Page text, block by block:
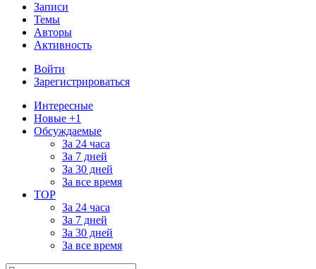
Записи
Темы
Авторы
Активность
Войти
Зарегистрироваться
Интересные
Новые +1
Обсуждаемые
За 24 часа
За 7 дней
За 30 дней
За все время
TOP
За 24 часа
За 7 дней
За 30 дней
За все время